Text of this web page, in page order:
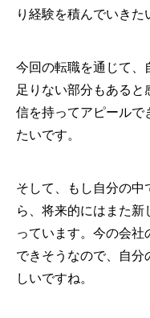
り経験を積んでいきた
今回の転職を通じて、
足りない部分もあると
信を持ってアピールで
たいです。
そして、もし自分の中
ら、将来的にはまた
っています。今の会
できそうなので、自分
しいですね。